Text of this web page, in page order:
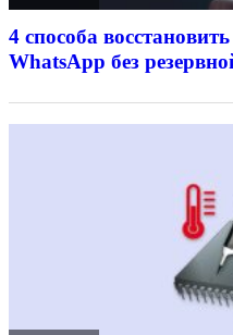
4 способа
WhatsApp без